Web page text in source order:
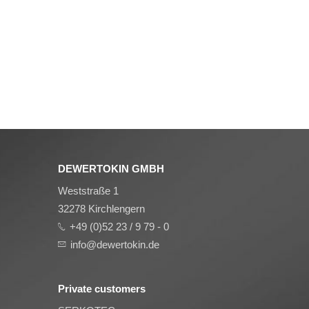
DEWERTOKIN GMBH
Weststraße 1
32278 Kirchlengern
+49 (0)52 23 / 9 79 - 0
info@dewertokin.de
Private customers